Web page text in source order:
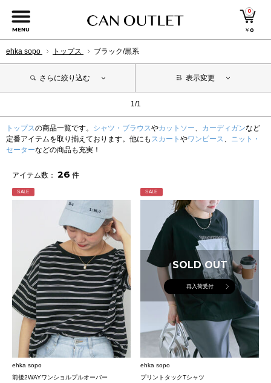
MENU
0
￥0
ehka sopo トップス ブラック/黒系
さらに絞り込む 表示変更
1/1
トップスの商品一覧です。 シャツ・ブラウスやカットソー、 カーディガンなど
定番アイテムを取り揃えております。他にも スカート やワンピース、 ニット・
セーターなどの商品も充実！
アイテム数： 26 件
SALE
ehka sopo
前後2WAYワンショルプルオーバー
SALE
SOLD OUT
再入荷受付
ehka sopo
プリントタックTシャツ